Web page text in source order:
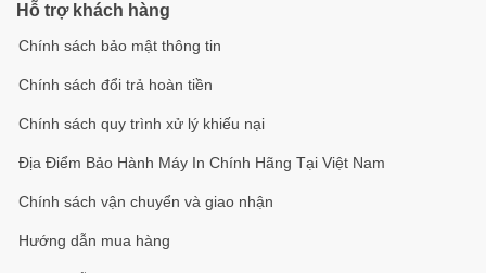
Hỗ trợ khách hàng
Chính sách bảo mật thông tin
Chính sách đổi trả hoàn tiền
Chính sách quy trình xử lý khiếu nại
Địa Điểm Bảo Hành Máy In Chính Hãng Tại Việt Nam
Chính sách vận chuyển và giao nhận
Hướng dẫn mua hàng